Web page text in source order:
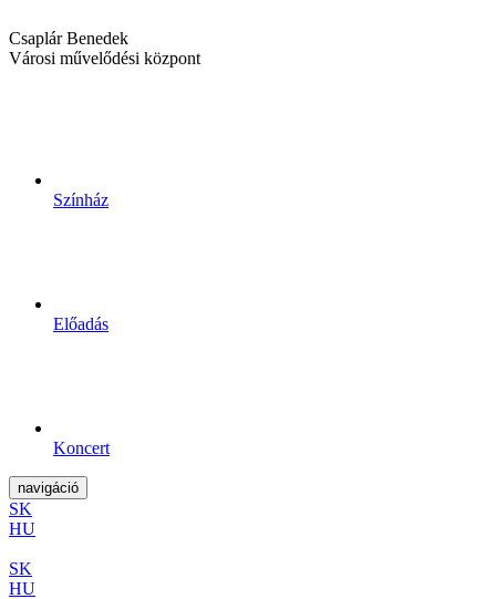
Csaplár Benedek
Városi művelődési központ
Színház
Előadás
Koncert
navigáció
SK
HU
SK
HU